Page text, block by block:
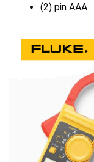
(2) pin AAA